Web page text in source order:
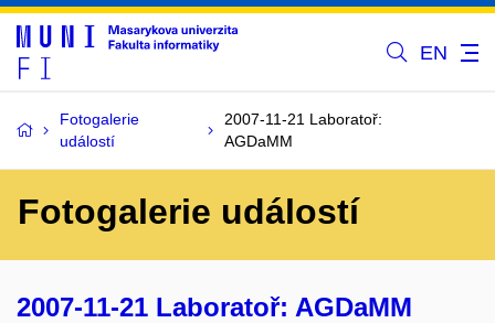
EN
Fotogalerie
událostí
2007-11-21 Laboratoř:
AGDaMM
Fotogalerie událostí
2007-11-21 Laboratoř: AGDaMM